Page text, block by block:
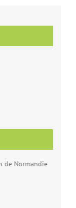
de Normandie